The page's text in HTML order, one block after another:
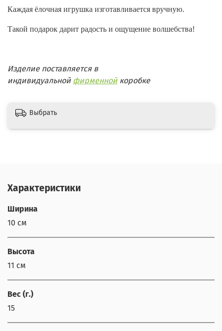
Каждая ёлочная игрушка изготавливается вручную.
Такой подарок дарит радость и ощущение волшебства!
Изделие поставляется в
индивидуальной фирменной коробке
Выбрать
Характеристики
Ширина
10 см
Высота
11 см
Вес (г.)
15